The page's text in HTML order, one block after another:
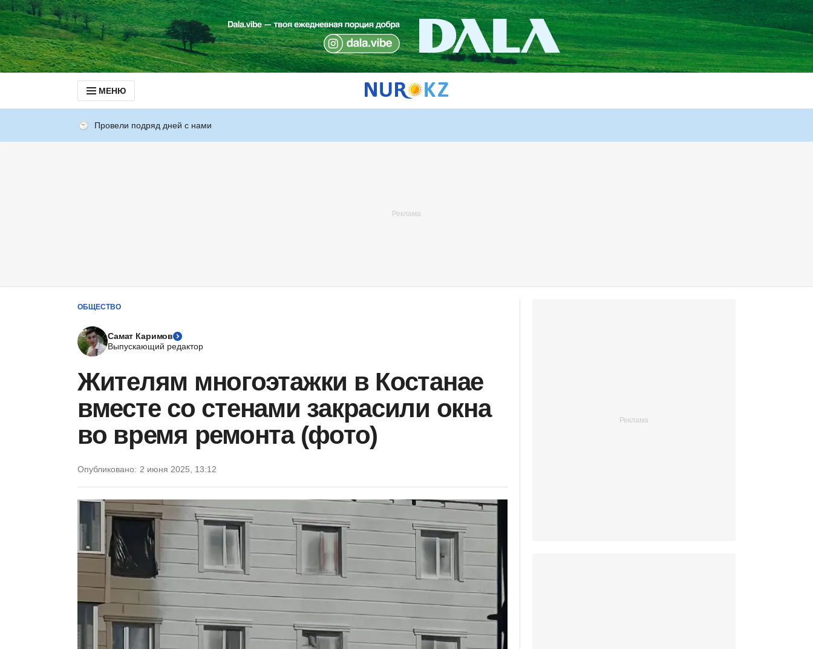
МЕНЮ
Провели подряд дней с нами
ОБЩЕСТВО
Самат Каримов
Выпускающий редактор
Жителям многоэтажки в Костанае
вместе со стенами закрасили окна
во время ремонта (фото)
Опубликовано: 2 июня 2025, 13:12